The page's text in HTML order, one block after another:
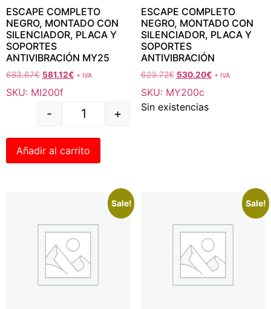
ESCAPE COMPLETO
NEGRO, MONTADO CON
SILENCIADOR, PLACA Y
SOPORTES
ANTIVIBRACIÓN MY25
683.67€ 581.12€ + IVA
SKU: MI200f
- +
Añadir al carrito
ESCAPE COMPLETO
NEGRO, MONTADO CON
SILENCIADOR, PLACA Y
SOPORTES
ANTIVIBRACIÓN
623.72€ 530.20€ + IVA
SKU: MY200c
Sin existencias
Sale! Sale!